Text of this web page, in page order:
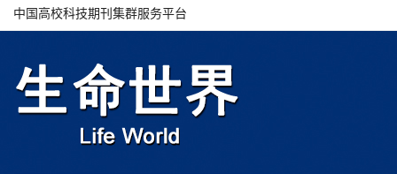
中国高校科技期刊集群服务平台